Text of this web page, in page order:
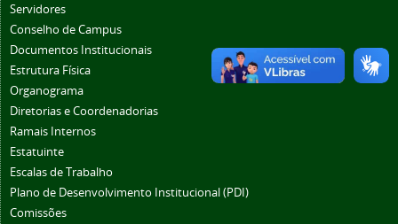
Servidores
Conselho de Campus
Documentos Institucionais
Estrutura Física
Organograma
Diretorias e Coordenadorias
Ramais Internos
Estatuinte
Escalas de Trabalho
Plano de Desenvolvimento Institucional (PDI)
Comissões